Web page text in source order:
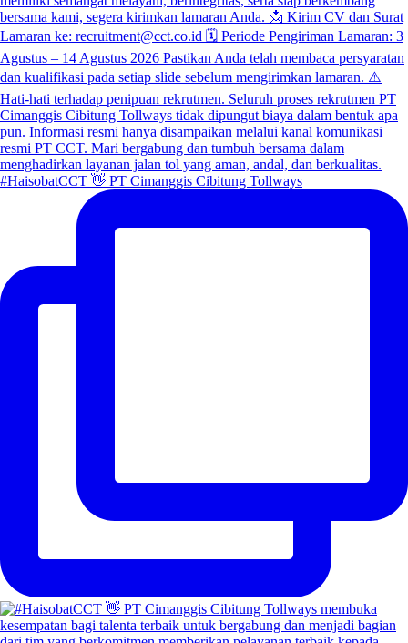
#HaisobatCCT 👋 PT Cimanggis Cibitung Tollways